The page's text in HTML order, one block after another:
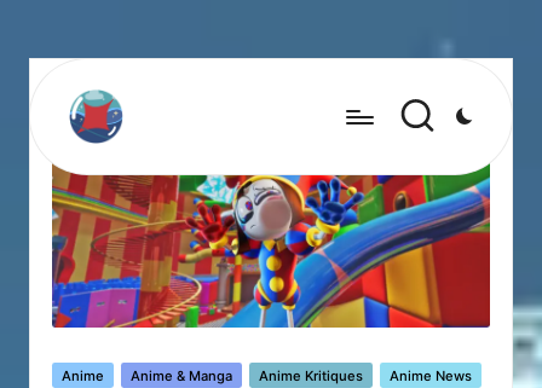
Posted
Anime Anime & Manga Anime Kritiques Anime News